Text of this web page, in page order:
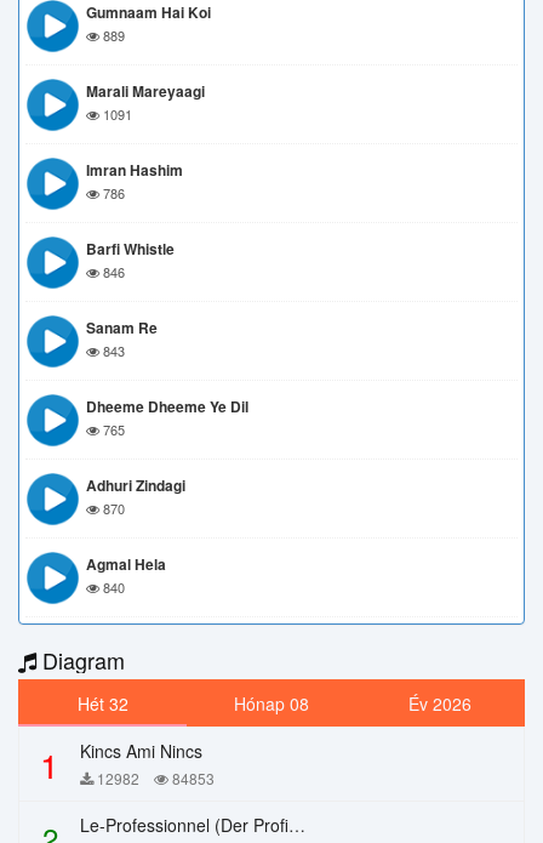
Gumnaam Hai Koi
889
Marali Mareyaagi
1091
Imran Hashim
786
Barfi Whistle
846
Sanam Re
843
Dheeme Dheeme Ye Dil
765
Adhuri Zindagi
870
Agmal Hela
840
Diagram
Hét 32 Hónap 08 Év 2026
1 Kincs Ami Nincs
12982 84853
Le-Professionnel (Der Profi) – Chi Mai